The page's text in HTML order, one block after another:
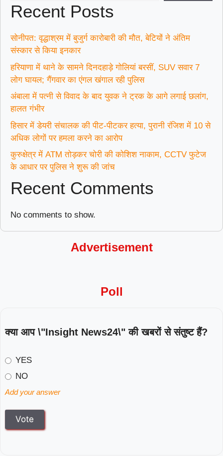
Recent Posts
सोनीपत: वृद्धाश्रम में बुजुर्ग कारोबारी की मौत, बेटियों ने अंतिम
संस्कार से किया इनकार
हरियाणा में थाने के सामने दिनदहाड़े गोलियां बरसीं, SUV सवार 7
लोग घायल; गैंगवार का एंगल खंगाल रही पुलिस
अंबाला में पत्नी से विवाद के बाद युवक ने ट्रक के आगे लगाई छलांग,
हालत गंभीर
हिसार में डेयरी संचालक की पीट-पीटकर हत्या, पुरानी रंजिश में 10 से
अधिक लोगों पर हमला करने का आरोप
कुरुक्षेत्र में ATM तोड़कर चोरी की कोशिश नाकाम, CCTV फुटेज
के आधार पर पुलिस ने शुरू की जांच
Recent Comments
No comments to show.
Advertisement
Poll
क्या आप \"Insight News24\" की खबरों से संतुष्ट हैं?
YES
NO
Add your answer